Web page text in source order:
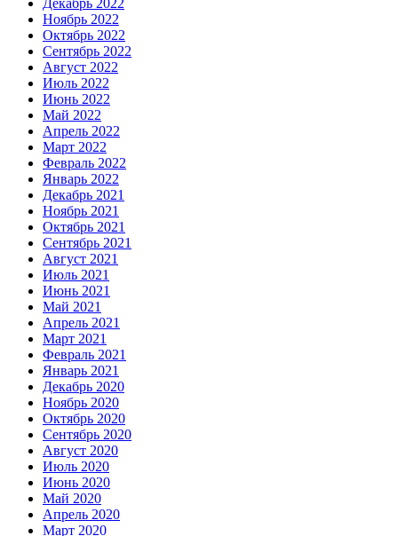
Ноябрь 2022
Октябрь 2022
Сентябрь 2022
Август 2022
Июль 2022
Июнь 2022
Май 2022
Апрель 2022
Март 2022
Февраль 2022
Январь 2022
Декабрь 2021
Ноябрь 2021
Октябрь 2021
Сентябрь 2021
Август 2021
Июль 2021
Июнь 2021
Май 2021
Апрель 2021
Март 2021
Февраль 2021
Январь 2021
Декабрь 2020
Ноябрь 2020
Октябрь 2020
Сентябрь 2020
Август 2020
Июль 2020
Июнь 2020
Май 2020
Апрель 2020
Март 2020